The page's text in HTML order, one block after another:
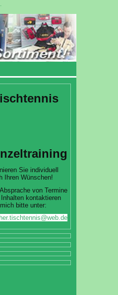
·
Sie individuell
Ihren Wünschen!
von Termine
kontaktieren
bitte unter: